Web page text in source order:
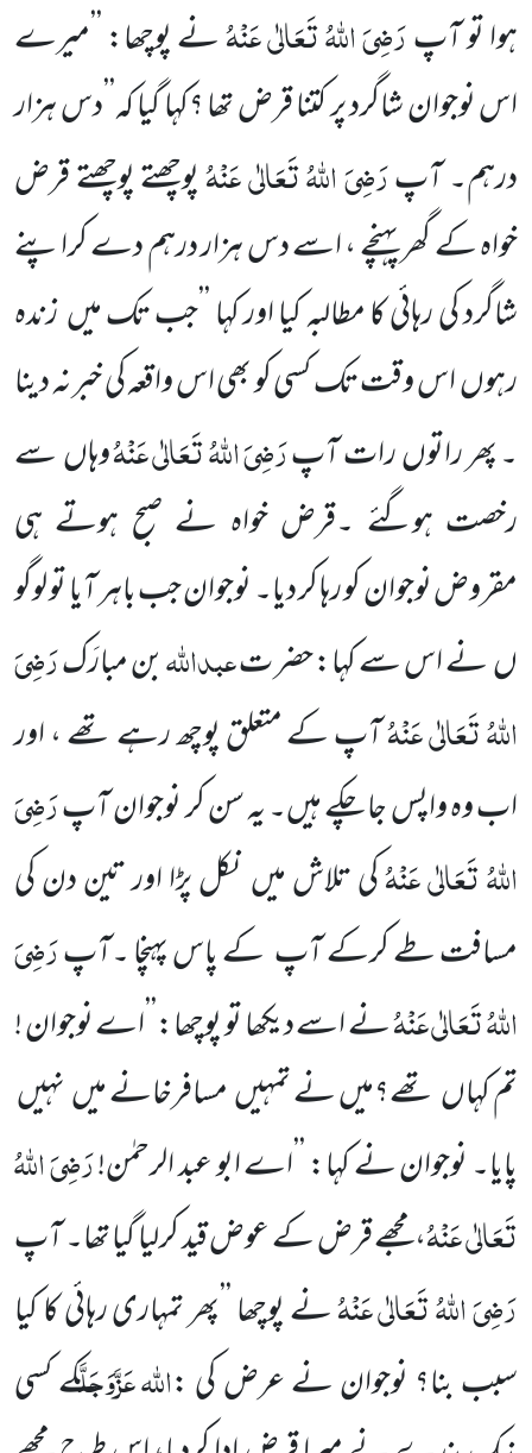
ہوا تو آپرَضِیَ اللّٰہُ تَعَالٰی عَنْہُنے پوچھا: ’’میرے
اس نوجوان شاگرد پر کتنا قرض تھا ؟کہا گیا کہ’’دس ہزار
درہم۔ آپرَضِیَ اللّٰہُ تَعَالٰی عَنْہُپوچھتے پوچھتے قرض
خواہ کے گھر پہنچے ، اسے دس ہزار درہم دے کراپنے
شاگرد کی رہائی کا مطالبہ کیا اور کہا ’’جب تک میں زندہ
رہوں اس وقت تک کسی کو بھی اس واقعہ کی خبر نہ دینا
۔ پھر راتوں رات آپرَضِیَ اللّٰہُ تَعَالٰی عَنْہُوہاں سے
رخصت ہوگئے ۔قرض خواہ نے صبح ہوتے ہی
مقروض نوجوان کو رہا کر دیا۔ نوجوان جب باہر آیا تو لوگو
ں نے اس سے کہا: حضر تعبداللّٰہبن مبارَکرَضِیَ
اللّٰہُ تَعَالٰی عَنْہُآپ کے متعلق پوچھ رہے تھے ، اور
اب وہ واپس جاچکے ہیں۔ یہ سن کر نوجوان آپرَضِیَ
اللّٰہُ تَعَالٰی عَنْہُکی تلاش میں نکل پڑا اور تین دن کی
مسافت طے کرکے آپ کے پاس پہنچا ۔آپرَضِیَ
اللّٰہُ تَعَالٰی عَنْہُنے اسے دیکھا تو پوچھا:’’اے نوجوان !
تم کہاں تھے؟میں نے تمہیں مسافرخانے میں نہیں
پایا۔ نوجوان نے کہا: ’’اے ابو عبد الرحمٰن!رَضِیَ اللّٰہُ
تَعَالٰی عَنْہُ،مجھے قرض کے عوض قید کرلیا گیا تھا۔ آپ
رَضِیَ اللّٰہُ تَعَالٰی عَنْہُنے پوچھا ’’پھر تمہاری رہائی کا کیا
سبب بنا؟ نوجوان نے عرض کی :اللّٰہعَزَّوَجَلَّکے کسی